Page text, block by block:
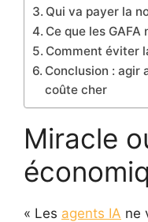
Qui va payer la
Ce que les
Comment éviter
Conclusion : agir
coûte cher
Miracle
« Les agents IA ne